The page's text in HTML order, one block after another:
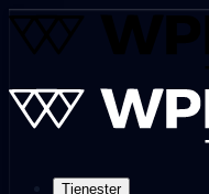
Tjenester